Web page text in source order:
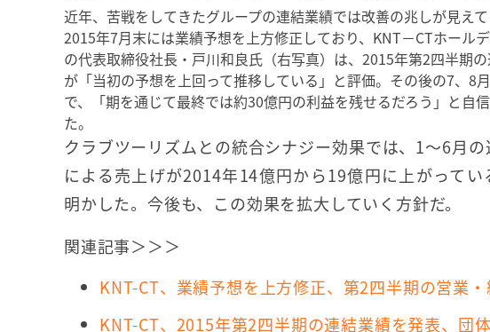
近年、苦戦をしてきたグループの連結業績では改善の兆しが見えて
2015年7月末には業績予想を上方修正しており、KNT－CTホール
の代表取締役社長・戸川和良氏（右写真）は、2015年第2四半期
が「当初の予想を上回って推移している」と評価。その後の7、8
で、「期を通じて最終では約30億円の利益を残せるだろう」と自
た。
クラブツーリズムとの統合シナジー効果では、1～6月の
による売上げが2014年14億円から19億円に上がってい
明かした。今後も、この効果を拡大していく方針だ。
関連記事＞＞＞
KNT-CT、業績予想を上方修正、第2四半期の営業
KNT-CT、2015年第2四半期の連結業績を発表、団